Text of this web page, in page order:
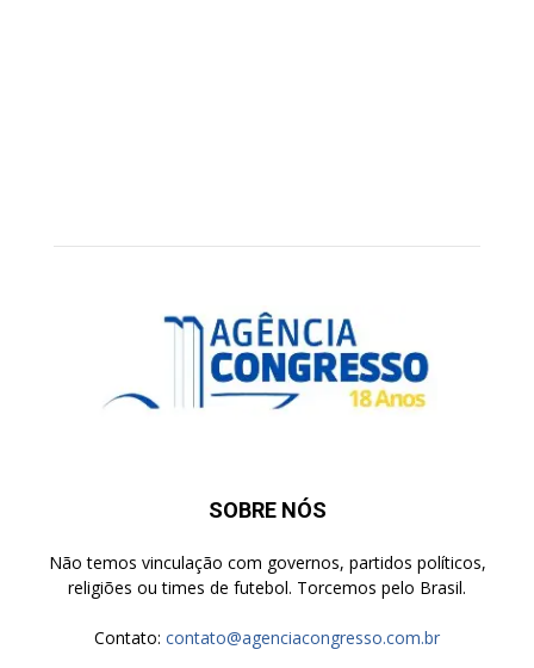
SOBRE NÓS
Não temos vinculação com governos, partidos políticos,
religiões ou times de futebol. Torcemos pelo Brasil.
Contato: contato@agenciacongresso.com.br